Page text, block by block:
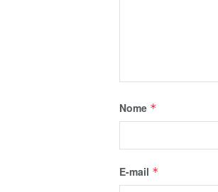
Nome *
E-mail *